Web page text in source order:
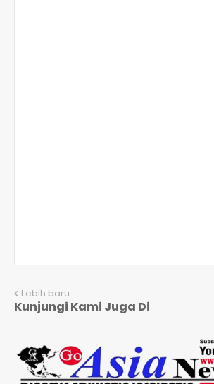
Lebih baru
Kunjungi Kami Juga Di